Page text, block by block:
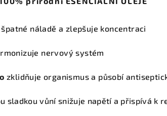
náladě a zlepšuje koncentraci
nervový systém
zklidňuje organismus a působí
sladkou vůní snižuje napětí a přispívá k